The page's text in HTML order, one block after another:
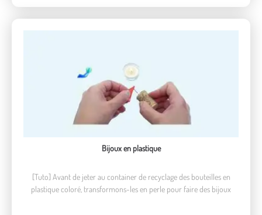
Bijoux en plastique
[Tuto] Avant de jeter au container de recyclage des bouteilles en
plastique coloré, transformons-les en perle pour faire des bijoux